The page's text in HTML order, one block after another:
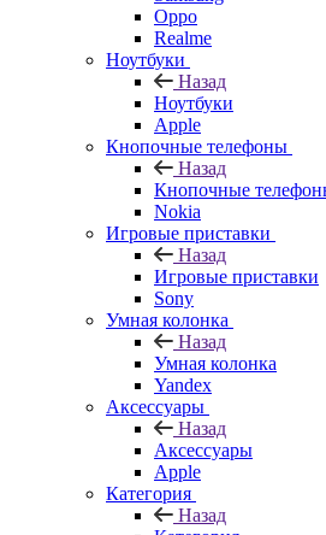
Oppo
Realme
Ноутбуки
Назад
Ноутбуки
Apple
Кнопочные телефоны
Назад
Кнопочные
Nokia
Игровые приставки
Назад
Игровые приставки
Sony
Умная колонка
Назад
Умная колонка
Yandex
Аксессуары
Назад
Аксессуары
Apple
Категория
Назад